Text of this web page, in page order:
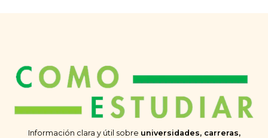
Información clara y útil sobre universidades, carreras,